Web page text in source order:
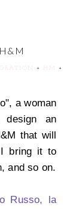
+
+
a woman
an
M that will
I bring it to
and so on.
Russo, la